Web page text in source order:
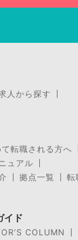
人から探す
転職される方へ
ュアル
拠点一覧
転
イド
COLUMN